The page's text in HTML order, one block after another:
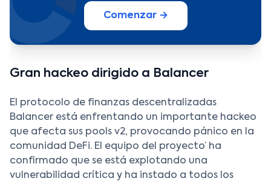
Comenzar →
Gran hackeo dirigido a Balancer
El protocolo de finanzas descentralizadas
Balancer está enfrentando un importante hackeo
que afecta sus pools v2, provocando pánico en la
comunidad DeFi. El equipo del proyecto’ ha
confirmado que se está explotando una
vulnerabilidad crítica y ha instado a todos los